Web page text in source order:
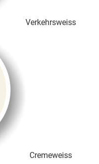
Verkehrsweiss
Cremeweiss